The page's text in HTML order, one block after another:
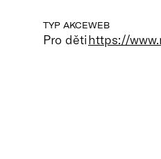
TYP AKCE
Pro děti
WEB
https://